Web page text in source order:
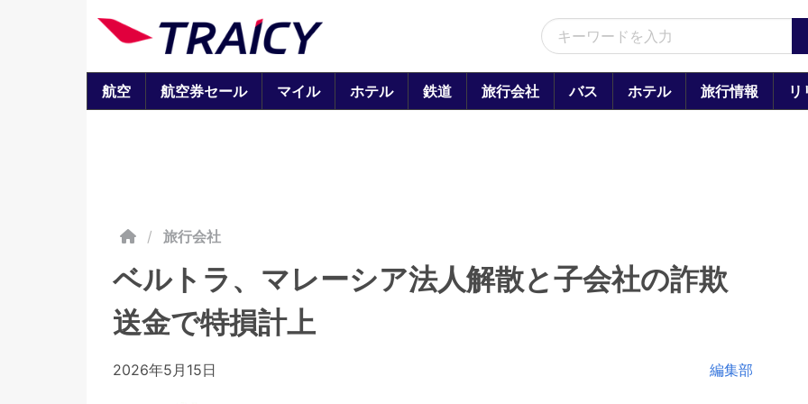
航空 航空券セール マイル ホテル 鉄道 旅行会社 バス ホテル 旅行情報 リ
/ 旅行会社
ベルトラ、マレーシア法人解散と子会社の詐欺
送金で特損計上
2026年5月15日 編集部